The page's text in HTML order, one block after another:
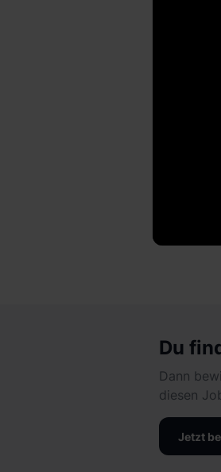
Du
Dann
diesen
Jetzt